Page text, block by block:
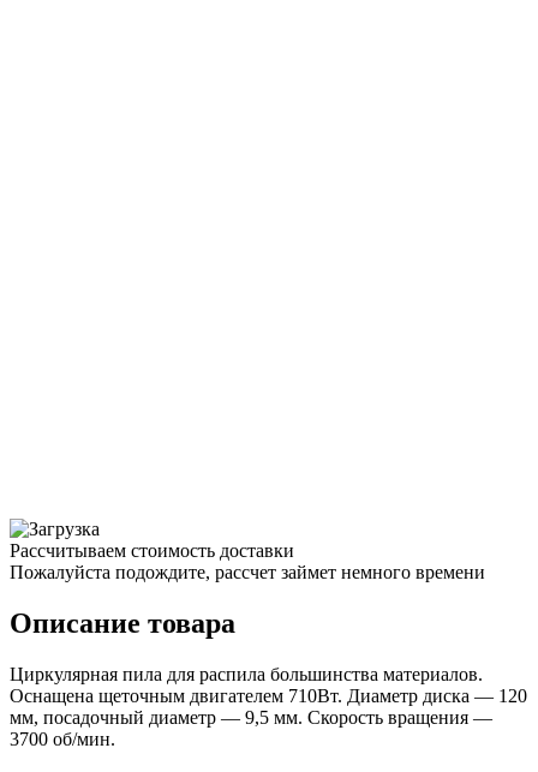
Рассчитываем стоимость доставки
Пожалуйста подождите, рассчет займет немного времени
Описание товара
Циркулярная пила для распила большинства материалов.
Оснащена щеточным двигателем 710Вт. Диаметр диска — 120
мм, посадочный диаметр — 9,5 мм. Скорость вращения —
3700 об/мин.